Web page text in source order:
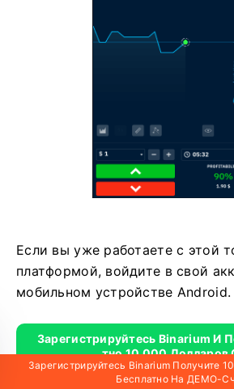
Если вы уже работаете с этой
платформой, войдите в свой
мобильном устройстве Android.
Зарегистрируйтесь Binarium И
Тно 10 000
Получите $10 000 Бесплатно
Зарегистрируйтесь Binarium Получите
Бесплатно На ДЕМО-